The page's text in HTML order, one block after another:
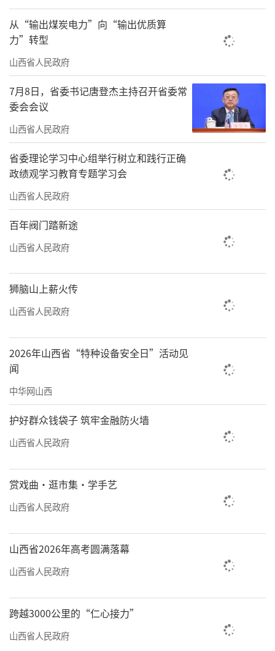
年，全省实现农林牧渔业增加值1502.0亿元，
比上年增长4.5%。全省农业科技进步贡献率达
64%，超过全国平均水平。在晋中国家农高
区，农业科技创新与成果转化同步推进：实验
室里的新品种，隔条马路就能在示范基地试
种；农民的种植难题，转身就能找到专家解
答。在忻州的杂粮智慧园区，玉米能完成从原
粮到淀粉、再到生物制品的华丽蜕变。2025
年，我省新建1个国家级产业集群、2个国家现
代农业产业园、5个产业强镇。这些平台将加工
环节布局在县城或重点乡镇，让农民更多分享
到二、三产业的增值收益。
实现三增。全省粮食总产量达到297.4亿斤，创
历史新高，比上年增长1.2%；粮食亩产313.0公
斤，增长0.8%。全省肉、蛋、果、菜等重要农
产品产量全面增长。供给充裕的背后是生产、
加工、销售各环节协同性的提升。新发展的
13.1万亩设施农业，不仅保障了城乡居民
的“菜篮子”，也为观光采摘、农事体验提供
了载体。
新业态架设起一条城乡对接的快车道。在
太原市亲贤街太航小区的社区团购群里，一份
份来自晋中蔬菜基地的订单被接龙；在临汾市
云丘山的旅游平台上，精品民宿预订火爆、一
房难求。产业融合催生了多元业态，打破了城
乡产业界限。城市消费需求直接引导农业生
产，乡村的绿色生态、民俗文化直接转化为旅
2025年，我省6条线路、18个景点入选美丽
乡村休闲旅游行推介线路，推出23条休闲农业
从“输出煤炭电力”向“输出优质算
力”转型
山西省人民政府
7月8日，省委书记唐登杰主持召开省委常
委会会议
山西省人民政府
省委理论学习中心组举行树立和践行正确
政绩观学习教育专题学习会
山西省人民政府
百年阀门踏新途
山西省人民政府
狮脑山上薪火传
山西省人民政府
2026年山西省“特种设备安全日”活动见
闻
中华网山西
护好群众钱袋子 筑牢金融防火墙
山西省人民政府
赏戏曲·逛市集·学手艺
山西省人民政府
山西省2026年高考圆满落幕
山西省人民政府
跨越3000公里的“仁心接力”
山西省人民政府